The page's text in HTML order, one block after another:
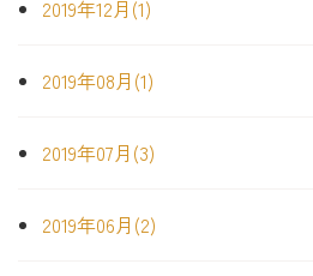
2019年12月(1)
2019年08月(1)
2019年07月(3)
2019年06月(2)